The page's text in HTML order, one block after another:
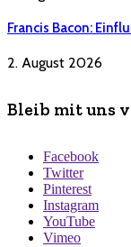
Francis Bacon:
2. August 2026
Bleib mit uns
Facebook
Twitter
Pinterest
Instagram
YouTube
Vimeo